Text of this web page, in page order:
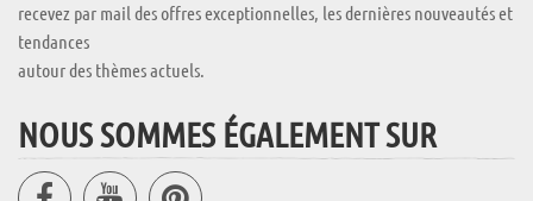
recevez par mail des offres exceptionnelles, les dernières nouveautés et
tendances
autour des thèmes actuels.
NOUS SOMMES ÉGALEMENT SUR